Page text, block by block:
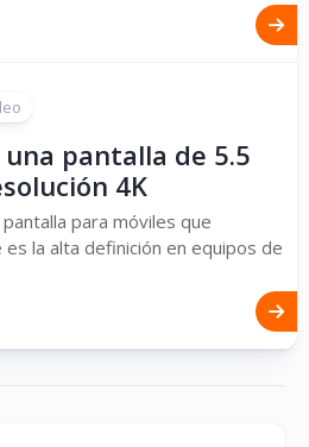
pantalla de 5.5
4K
para móviles que
la alta definición en equipos de